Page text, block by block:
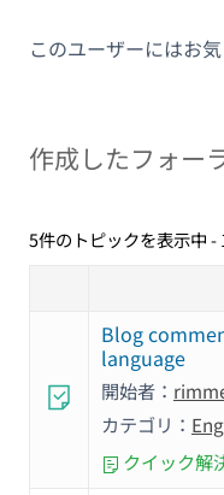
このユーザーにはお
作成したフォー
5件のトピックを表示中 -
Blog
language
開始者：
カテゴリ：
クイック解